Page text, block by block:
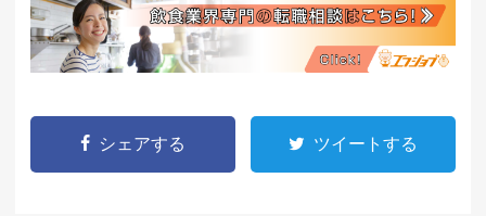
シェアする ツイートする